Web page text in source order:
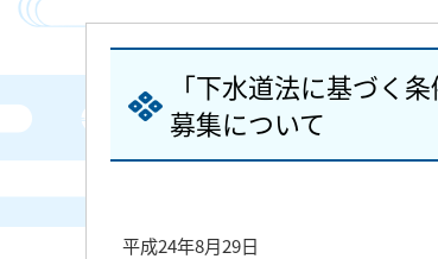
「下水道法に基づく
募集について
平成24年8月29日